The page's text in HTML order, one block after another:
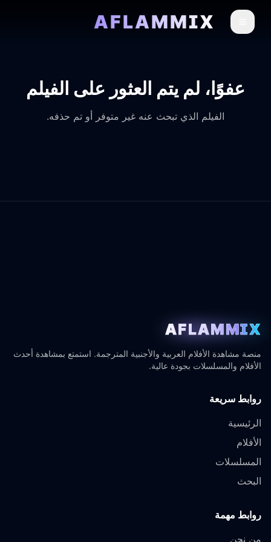
AFLAMMIX
عفوًا، لم يتم العثور على الفيلم
الفيلم الذي تبحث عنه غير متوفر أو تم حذفه.
AFLAMMIX
منصة مشاهدة الأفلام العربية والأجنبية المترجمة. استمتع بمشاهدة أحدث
الأفلام والمسلسلات بجودة عالية.
روابط سريعة
الرئيسية
الأفلام
المسلسلات
البحث
روابط مهمة
من نحن